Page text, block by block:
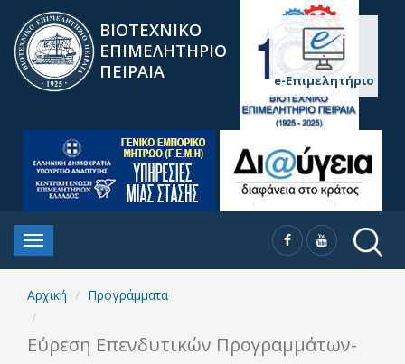
ΒΙΟΤΕΧΝΙΚΟ
ΕΠΙΜΕΛΗΤΗΡΙΟ
ΠΕΙΡΑΙΑ
e-Επιμελητήριο
Αρχική Προγράμματα
Εύρεση Επενδυτικών Προγραμμάτων-